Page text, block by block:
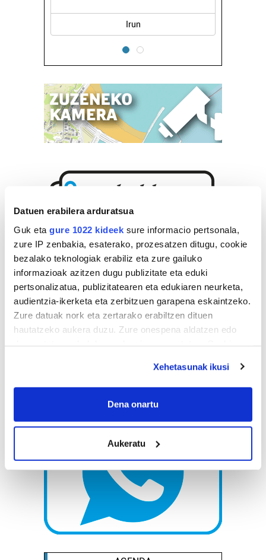
Datuen erabilera arduratsua
Guk eta gure 1022 kideek sure informacio pertsonala,
zure IP zenbakia, esaterako, prozesatzen ditugu, cookie
bezalako teknologiak erabiliz eta zure gailuko
informazioak azitzen dugu publizitate eta eduki
pertsonalizatua, publizitatearen eta edukiaren neurketa,
audientzia-ikerketa eta zerbitzuen garapena eskaintzeko.
Zure datuak nork eta zertarako erabiltzen dituen
hautatzeko aukera duzu. Zure onespena aldatzen edo
If you allow, we would also like to:
Collect information about your geographical
meters
Identify your device by actively scanning it for
specific characteristics (fingerprinting)
Find out more about how your personal data is processed
and set your preferences in the
details section
Guk eta gure bazkideek zure datu pertsonalak
prozesatzen ditugu, zure IP zenbakia, besteak beste,
Xehetasunak ikusi
Dena onartu
Aukeratu